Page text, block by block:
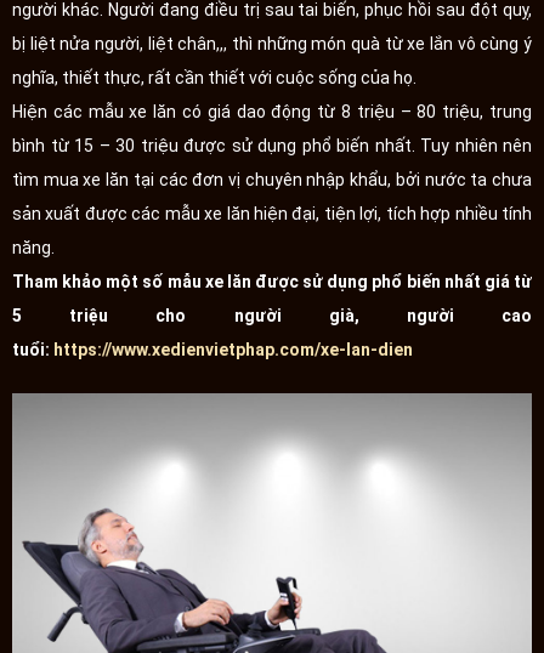
người khác. Người đang điều trị sau tai biến, phục hồi sau đột quỵ,
bị liệt nửa người, liệt chân,,, thì những món quà từ xe lắn vô cùng ý
nghĩa, thiết thực, rất cần thiết với cuộc sống của họ.
Hiện các mẫu xe lăn có giá dao động từ 8 triệu – 80 triệu, trung
bình từ 15 – 30 triệu được sử dụng phổ biến nhất. Tuy nhiên nên
tìm mua xe lăn tại các đơn vị chuyên nhập khẩu, bởi nước ta chưa
sản xuất được các mẫu xe lăn hiện đại, tiện lợi, tích hợp nhiều tính
năng.
Tham khảo một số mẫu xe lăn được sử dụng phổ biến nhất giá từ
5 triệu cho người già, người cao
tuổi: https://www.xedienvietphap.com/xe-lan-dien